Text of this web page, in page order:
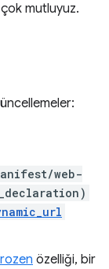
çok mutluyuz.
web-
özelliği, bir